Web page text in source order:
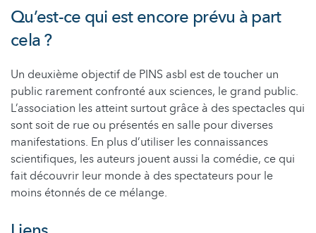
Qu’est-ce qui est encore prévu à part
cela ?
Un deuxième objectif de PINS asbl est de toucher un
public rarement confronté aux sciences, le grand public.
L’association les atteint surtout grâce à des spectacles qui
sont soit de rue ou présentés en salle pour diverses
manifestations. En plus d’utiliser les connaissances
scientifiques, les auteurs jouent aussi la comédie, ce qui
fait découvrir leur monde à des spectateurs pour le
moins étonnés de ce mélange.